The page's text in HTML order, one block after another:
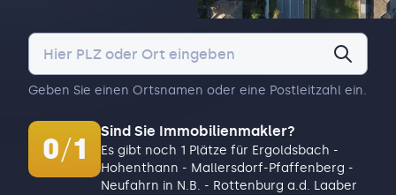
Geben Sie einen Ortsnamen oder eine Postleitzahl ein.
0/1
Sind Sie Immobilienmakler?
Es gibt noch 1 Plätze für Ergoldsbach -
Hohenthann - Mallersdorf-Pfaffenberg -
Neufahrn in N.B. - Rottenburg a.d. Laaber